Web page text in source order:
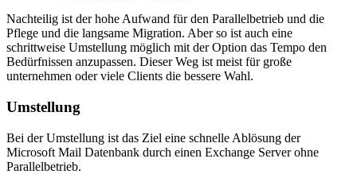
Nachteilig ist der hohe Aufwand für den Parallelbetrieb und die
Pflege und die langsame Migration. Aber so ist auch eine
schrittweise Umstellung möglich mit der Option das Tempo den
Bedürfnissen anzupassen. Dieser Weg ist meist für große
unternehmen oder viele Clients die bessere Wahl.
Umstellung
Bei der Umstellung ist das Ziel eine schnelle Ablösung der
Microsoft Mail Datenbank durch einen Exchange Server ohne
Parallelbetrieb.